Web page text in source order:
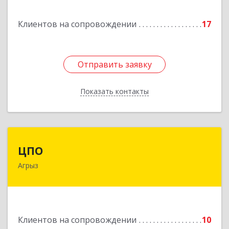
Клиентов на сопровождении 17
Отправить заявку
Показать контакты
Отправить заявку
Назад
ЦПО
Агрыз
Клиентов на сопровождении 10
Подробнее